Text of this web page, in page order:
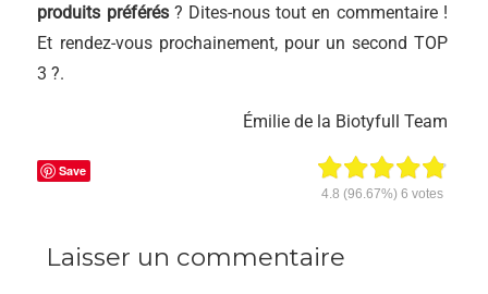
produits préférés? Dites-nous tout en commentaire !
Et rendez-vous prochainement, pour un second TOP
3 ?.
Émilie de la Biotyfull Team
4.8 (96.67%) 6 votes
Save
Laisser un commentaire